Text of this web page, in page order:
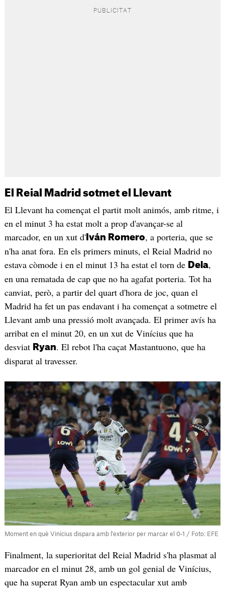
El Reial Madrid sotmet el Llevant
El Llevant ha començat el partit molt animós, amb ritme, i
en el minut 3 ha estat molt a prop d'avançar-se al
marcador, en un xut d'Iván Romero, a porteria, que se
n'ha anat fora. En els primers minuts, el Reial Madrid no
estava còmode i en el minut 13 ha estat el torn de Dela,
en una rematada de cap que no ha agafat porteria. Tot ha
canviat, però, a partir del quart d'hora de joc, quan el
Madrid ha fet un pas endavant i ha començat a sotmetre el
Llevant amb una pressió molt avançada. El primer avís ha
arribat en el minut 20, en un xut de Vinícius que ha
desviat Ryan. El rebot l'ha caçat Mastantuono, que ha
disparat al travesser.
Moment en què Vinícius dispara amb l'exterior per marcar el 0-1 / Foto: EFE
Finalment, la superioritat del Reial Madrid s'ha plasmat al
marcador en el minut 28, amb un gol genial de Vinícius,
que ha superat Ryan amb un espectacular xut amb